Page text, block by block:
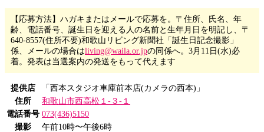
【応募方法】ハガキまたはメールで応募を。〒住所、氏名、年
齢、電話番号、誕生日を迎える人の名前と生年月日を明記し、〒
640-8557(住所不要)和歌山リビング新聞社「誕生日記念撮影」
係、メールの場合はliving@waila.or.jpの同係へ。3月11日(水)必
着。発表は当選案内の発送をもって代えます
提供店
「西本スタジオ車庫前本店(カメラの西本)」
住所
和歌山市西高松１-３-１
電話番号 073(436)5150
撮影
午前10時〜午後6時